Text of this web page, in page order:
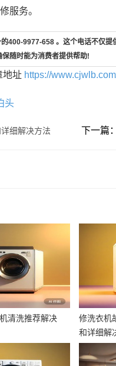
服务。
400-9977-658 。这个电话不仅
随时能为消费者提供帮助!
地址 https://
头
细解决方法 下一篇：
清洗推荐解决
修洗衣机
和详细解